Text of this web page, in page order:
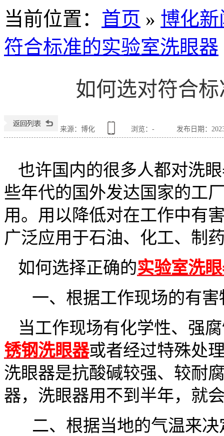
当前位置 ： 首页 » 博化
符合标准的实验室洗眼器
如何选对符合
来源：博化 浏览： - 发布日期：
也许国内的很多人都对洗
些年代的国外发达国家的工
用。用以降低对在工作中有
广泛应用于石油、化工、制
如何选择正确的实验室洗
一、 根据工作现场的有
当工作现场有化学性、强
锈钢洗眼器或者经过特殊处
洗眼器是抗酸碱较强、较耐
器，洗眼器用不到半年，就
二、 根据当地的气温来决